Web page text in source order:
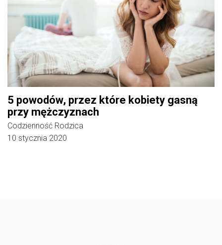
5 powodów, przez które kobiety gasną
przy mężczyznach
Codzienność Rodzica
10 stycznia 2020